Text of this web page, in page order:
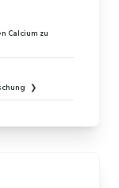
Calcium zu